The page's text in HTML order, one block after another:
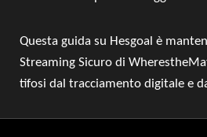
Questa guida su Hesgoal è
Streaming Sicuro di
tifosi dal tracciamento digitale e